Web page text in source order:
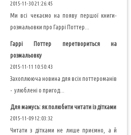
2015-11-30 21:26:45
Ми всі чекаємо на появу першої книги-
розмальовки про Гаррі Поттер...
Гаррі Поттер перетвориться на
розмальовку
2015-11-11 10:50:43
Захоплююча новина для всіх поттероманів
- улюблені о пригод...
Для мамусь: як полюбити читати із дітками
2015-11-09 12:03:32
Читати з дітками не лише приємно, а й